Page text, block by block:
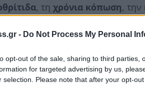
- Do Not Process My Personal
opt-out of the sale, sharing to third parties,
for targeted advertising by us,
selection. Please note that after your opt-
, τη χρόνια κόπωση, την
αρθρώσεων και
SSRI για την
τα προβλήματα υγείας, η
της.